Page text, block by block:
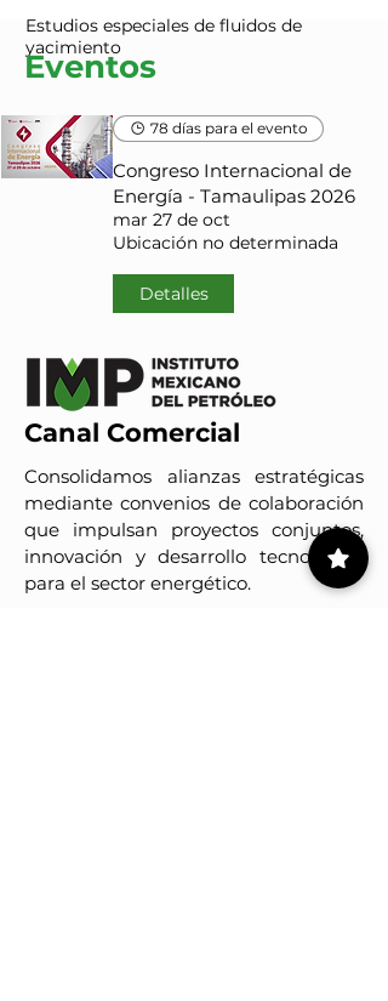
Estudios especiales de fluidos de
yacimiento
Eventos
78 días para el evento
Congreso Internacional de
Energía - Tamaulipas 2026
mar 27 de oct
Ubicación no determinada
Detalles
Canal Comercial
Consolidamos alianzas estratégicas
mediante convenios de colaboración
que impulsan proyectos conjuntos,
innovación y desarrollo tecnológico
para el sector energético.